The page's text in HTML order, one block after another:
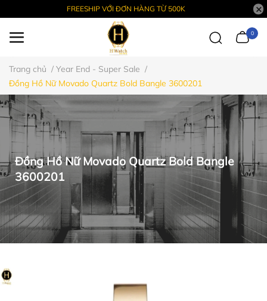
FREESHIP VỚI ĐƠN HÀNG TỪ 500K
0
Trang chủ / Year End - Super Sale /
Đồng Hồ Nữ Movado Quartz Bold Bangle 3600201
Đồng Hồ Nữ Movado Quartz Bold Bangle
3600201